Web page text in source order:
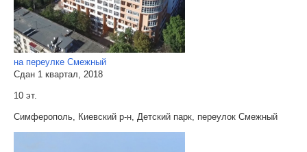
на переулке Смежный
Сдан 1 квартал, 2018
10 эт.
Симферополь, Киевский р-н, Детский парк, переулок Смежный